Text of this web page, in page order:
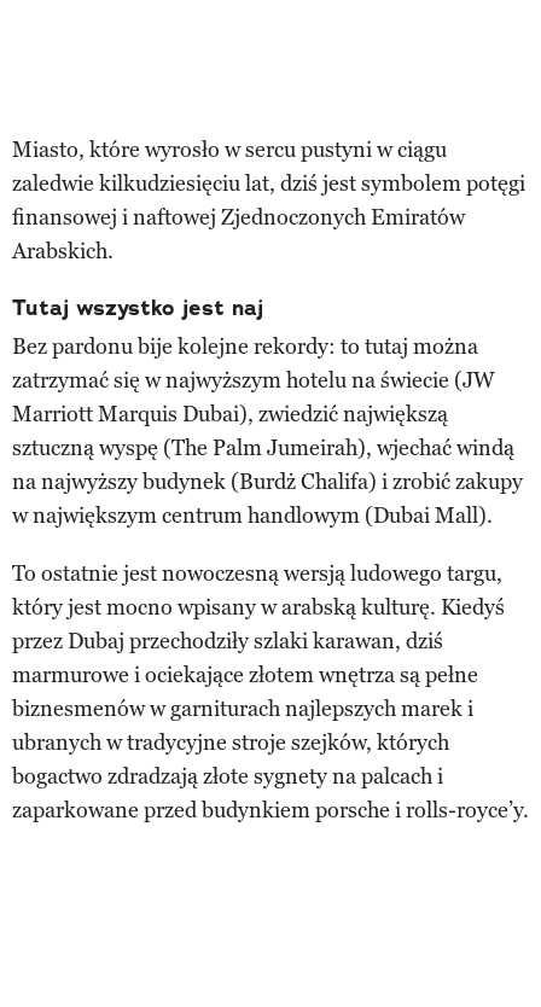
Miasto, które wyrosło w sercu pustyni w ciągu
zaledwie kilkudziesięciu lat, dziś jest symbolem potęgi
finansowej i naftowej Zjednoczonych Emiratów
Arabskich.
Tutaj wszystko jest naj
Bez pardonu bije kolejne rekordy: to tutaj można
zatrzymać się w najwyższym hotelu na świecie (JW
Marriott Marquis Dubai), zwiedzić największą
sztuczną wyspę (The Palm Jumeirah), wjechać windą
na najwyższy budynek (Burdż Chalifa) i zrobić zakupy
w największym centrum handlowym (Dubai Mall).
To ostatnie jest nowoczesną wersją ludowego targu,
który jest mocno wpisany w arabską kulturę. Kiedyś
przez Dubaj przechodziły szlaki karawan, dziś
marmurowe i ociekające złotem wnętrza są pełne
biznesmenów w garniturach najlepszych marek i
ubranych w tradycyjne stroje szejków, których
bogactwo zdradzają złote sygnety na palcach i
zaparkowane przed budynkiem porsche i rolls-royce’y.